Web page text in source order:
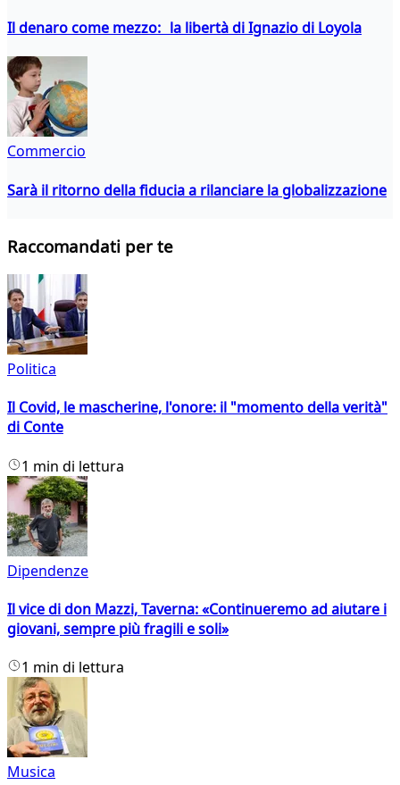
Il denaro come mezzo: la libertà di Ignazio di Loyola
Commercio
Sarà il ritorno della fiducia a rilanciare la globalizzazione
Raccomandati per te
Politica
Il Covid, le mascherine, l'onore: il "momento della verità"
di Conte
1 min di lettura
Dipendenze
Il vice di don Mazzi, Taverna: «Continueremo ad aiutare i
giovani, sempre più fragili e soli»
1 min di lettura
Musica